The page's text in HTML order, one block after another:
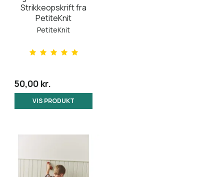
Strikkeopskrift fra
PetiteKnit
PetiteKnit
50,00 kr.
VIS PRODUKT